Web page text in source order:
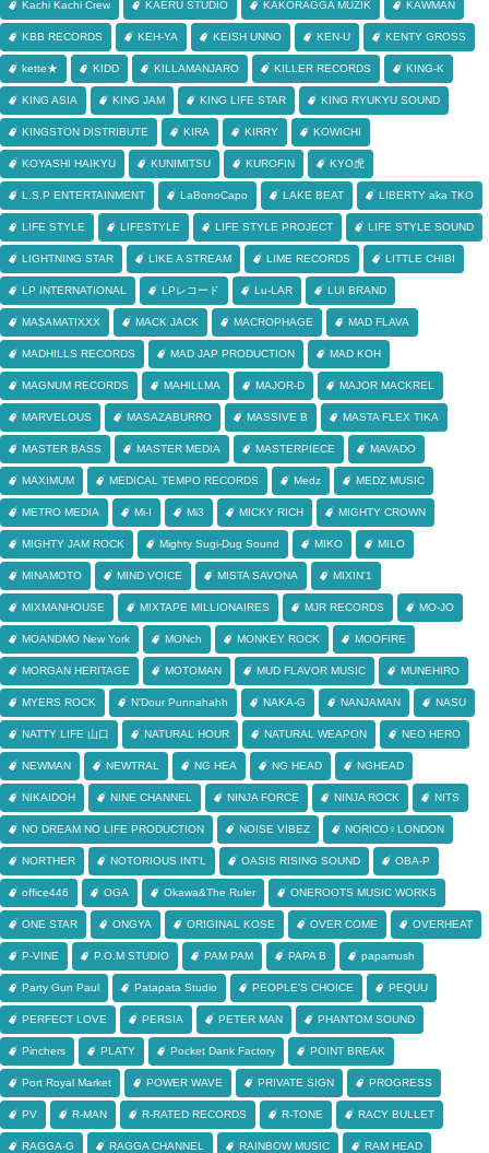
Kachi Kachi Crew KAERU STUDIO KAKORAGGA MUZIK KAWMAN
KBB RECORDS KEH-YA KEISH UNNO KEN-U KENTY GROSS
kette★ KIDD KILLAMANJARO KILLER RECORDS KING-K
KING ASIA KING JAM KING LIFE STAR KING RYUKYU SOUND
KINGSTON DISTRIBUTE KIRA KIRRY KOWICHI
KOYASHI HAIKYU KUNIMITSU KUROFIN KYO虎
L.S.P ENTERTAINMENT LaBonoCapo LAKE BEAT LIBERTY aka TKO
LIFE STYLE LIFESTYLE LIFE STYLE PROJECT LIFE STYLE SOUND
LIGHTNING STAR LIKE A STREAM LIME RECORDS LITTLE CHIBI
LP INTERNATIONAL LPレコード Lu-LAR LUI BRAND
MA$AMATIXXX MACK JACK MACROPHAGE MAD FLAVA
MADHILLS RECORDS MAD JAP PRODUCTION MAD KOH
MAGNUM RECORDS MAHILLMA MAJOR-D MAJOR MACKREL
MARVELOUS MASAZABURRO MASSIVE B MASTA FLEX TIKA
MASTER BASS MASTER MEDIA MASTERPIECE MAVADO
MAXIMUM MEDICAL TEMPO RECORDS Medz MEDZ MUSIC
METRO MEDIA Mi-I Mi3 MICKY RICH MIGHTY CROWN
MIGHTY JAM ROCK Mighty Sugi-Dug Sound MIKO MILO
MINAMOTO MIND VOICE MISTA SAVONA MIXIN'1
MIXMANHOUSE MIXTAPE MILLIONAIRES MJR RECORDS MO-JO
MOANDMO New York MONch MONKEY ROCK MOOFIRE
MORGAN HERITAGE MOTOMAN MUD FLAVOR MUSIC MUNEHIRO
MYERS ROCK N'Dour Punnahahh NAKA-G NANJAMAN NASU
NATTY LIFE 山口 NATURAL HOUR NATURAL WEAPON NEO HERO
NEWMAN NEWTRAL NG HEA NG HEAD NGHEAD
NIKAIDOH NINE CHANNEL NINJA FORCE NINJA ROCK NITS
NO DREAM NO LIFE PRODUCTION NOISE VIBEZ NORICO♀LONDON
NORTHER NOTORIOUS INT'L OASIS RISING SOUND OBA-P
office446 OGA Okawa&The Ruler ONEROOTS MUSIC WORKS
ONE STAR ONGYA ORIGINAL KOSE OVER COME OVERHEAT
P-VINE P.O.M STUDIO PAM PAM PAPA B papamush
Party Gun Paul Patapata Studio PEOPLE'S CHOICE PEQUU
PERFECT LOVE PERSIA PETER MAN PHANTOM SOUND
Pinchers PLATY Pocket Dank Factory POINT BREAK
Port Royal Market POWER WAVE PRIVATE SIGN PROGRESS
PV R-MAN R-RATED RECORDS R-TONE RACY BULLET
RAGGA-G RAGGA CHANNEL RAINBOW MUSIC RAM HEAD